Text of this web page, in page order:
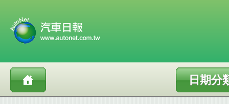
日期分